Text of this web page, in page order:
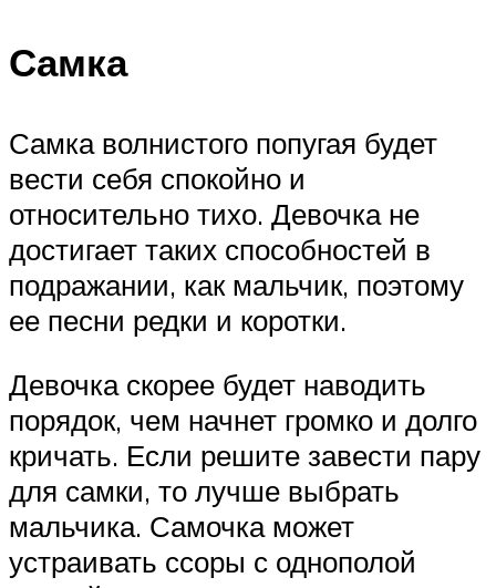
Самка
Самка волнистого попугая будет
вести себя спокойно и
относительно тихо. Девочка не
достигает таких способностей в
подражании, как мальчик, поэтому
ее песни редки и коротки.
Девочка скорее будет наводить
порядок, чем начнет громко и долго
кричать. Если решите завести пару
для самки, то лучше выбрать
мальчика. Самочка может
устраивать ссоры с однополой